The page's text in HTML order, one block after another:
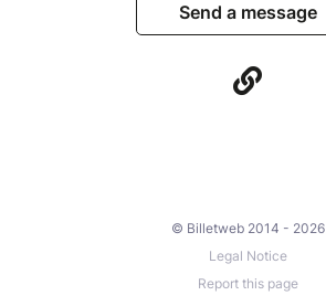
Send a message
© Billetweb 2014 - 2026
Legal Notice
Report this page